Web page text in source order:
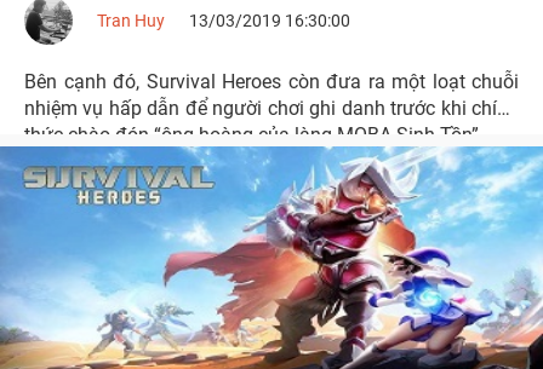
Tran Huy 13/03/2019 16:30:00
Bên cạnh đó, Survival Heroes còn đưa ra một loạt chuỗi
nhiệm vụ hấp dẫn để người chơi ghi danh trước khi chính
thức chào đón “ông hoàng của làng MOBA Sinh Tồn”.